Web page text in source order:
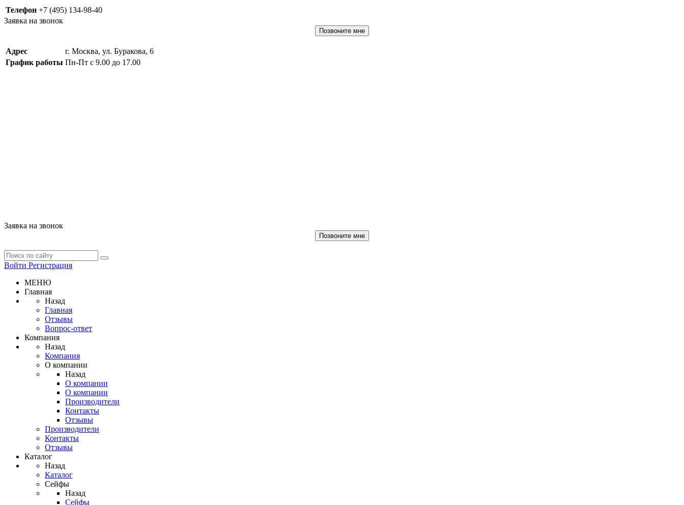
Телефон +7 (495) 134-98-40
Заявка на звонок
Позвоните мне
Адрес
г. Москва, ул. Буракова, 6
График работы Пн-Пт с 9.00 до 17.00
Заявка на звонок
Позвоните мне
Войти Регистрация
МЕНЮ
Главная
Назад
Главная
Отзывы
Вопрос-ответ
Компания
Назад
Компания
О компании
Назад
О компании
О компании
Производители
Контакты
Отзывы
Производители
Контакты
Отзывы
Каталог
Назад
Каталог
Сейфы
Назад
Сейфы